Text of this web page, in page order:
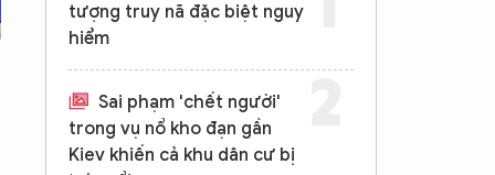
tượng truy nã đặc biệt nguy
hiểm
Sai phạm 'chết người'
trong vụ nổ kho đạn gần
Kiev khiến cả khu dân cư bị